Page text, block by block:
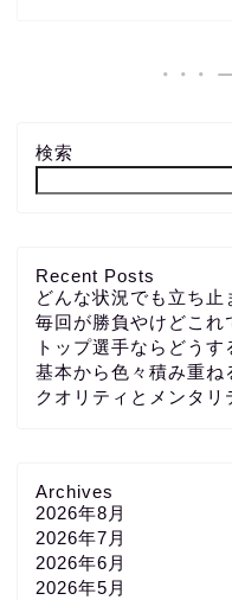
検索
Recent Posts
どんな状況でも立ち止
毎回が勝負やけどこれ
トップ選手ならどうす
基本から色々積み重ね
クオリティとメンタリ
Archives
2026年8月
2026年7月
2026年6月
2026年5月